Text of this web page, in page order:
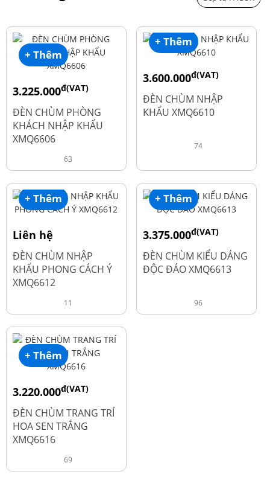
+ Thêm
3.225.000đ(VAT)
4.300.000
ĐÈN CHÙM PHÒNG
KHÁCH NHẬP KHẨU
XMQ6606
63
+ Thêm
3.600.000đ(VAT)
4.800.000
ĐÈN CHÙM NHẬP
KHẨU XMQ6610
74
+ Thêm
Liên hệ
ĐÈN CHÙM NHẬP
KHẨU PHONG CÁCH Ý
XMQ6612
11
+ Thêm
3.375.000đ(VAT)
4.500.000
ĐÈN CHÙM KIỂU DÁNG
ĐỘC ĐÁO XMQ6613
96
+ Thêm
3.220.000đ(VAT)
4.600.000
ĐÈN CHÙM TRANG TRÍ
HOA SEN TRẮNG
XMQ6616
69